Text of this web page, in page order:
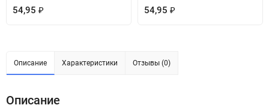
54,95 ₽ 54,95 ₽
Описание Характеристики Отзывы (0)
Описание